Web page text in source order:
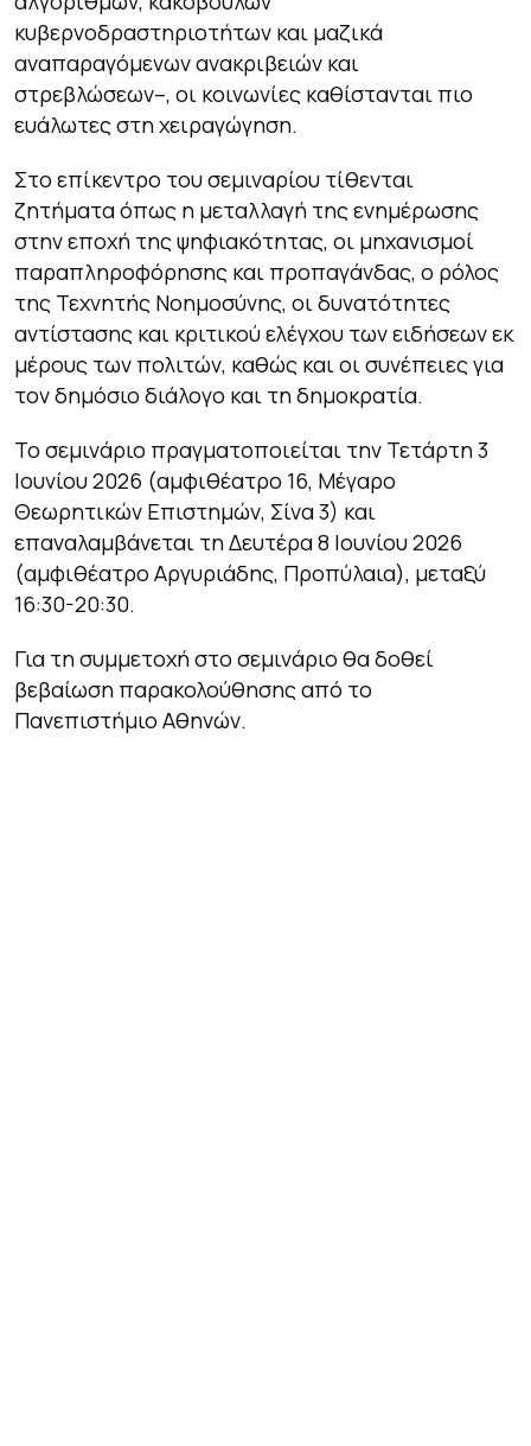
κυβερνοδραστηριοτήτων και μαζικά
αναπαραγόμενων ανακριβειών και
στρεβλώσεων–, οι κοινωνίες καθίστανται πιο
ευάλωτες στη χειραγώγηση.
Στο επίκεντρο του σεμιναρίου τίθενται
ζητήματα όπως η μεταλλαγή της ενημέρωσης
στην εποχή της ψηφιακότητας, οι μηχανισμοί
παραπληροφόρησης και προπαγάνδας, ο ρόλος
της Τεχνητής Νοημοσύνης, οι δυνατότητες
αντίστασης και κριτικού ελέγχου των ειδήσεων εκ
μέρους των πολιτών, καθώς και οι συνέπειες για
τον δημόσιο διάλογο και τη δημοκρατία.
Το σεμινάριο πραγματοποιείται την Τετάρτη 3
Ιουνίου 2026 (αμφιθέατρο 16, Μέγαρο
Θεωρητικών Επιστημών, Σίνα 3) και
επαναλαμβάνεται τη Δευτέρα 8 Ιουνίου 2026
(αμφιθέατρο Αργυριάδης, Προπύλαια), μεταξύ
16:30-20:30.
Για τη συμμετοχή στο σεμινάριο θα δοθεί
βεβαίωση παρακολούθησης από το
Πανεπιστήμιο Αθηνών.